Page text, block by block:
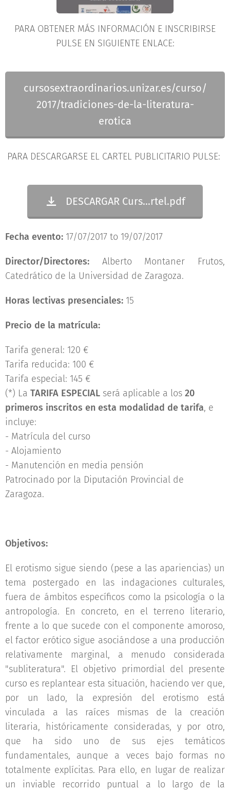
PARA OBTENER MÁS INFORMACIÓN E INSCRIBIRSE
PULSE EN SIGUIENTE ENLACE:
cursosextraordinarios.unizar.es/curso/
2017/tradiciones-de-la-literatura-
erotica
PARA DESCARGARSE EL CARTEL PUBLICITARIO PULSE:
DESCARGAR Curs...rtel.pdf
Fecha evento: 17/07/2017 to 19/07/2017
Director/Directores: Alberto Montaner Frutos,
Catedrático de la Universidad de Zaragoza.
Horas lectivas presenciales: 15
Precio de la matrícula:
Tarifa general: 120 €
Tarifa reducida: 100 €
Tarifa especial: 145 €
(*) La TARIFA ESPECIAL será aplicable a los 20
primeros inscritos en esta modalidad de tarifa, e
incluye:
- Matrícula del curso
- Alojamiento
- Manutención en media pensión
Patrocinado por la Diputación Provincial de
Zaragoza.
Objetivos:
El erotismo sigue siendo (pese a las apariencias) un
tema postergado en las indagaciones culturales,
fuera de ámbitos específicos como la psicología o la
antropología. En concreto, en el terreno literario,
frente a lo que sucede con el componente amoroso,
el factor erótico sigue asociándose a una producción
relativamente marginal, a menudo considerada
"subliteratura". El objetivo primordial del presente
curso es replantear esta situación, haciendo ver que,
por un lado, la expresión del erotismo está
vinculada a las raíces mismas de la creación
literaria, históricamente consideradas, y por otro,
que ha sido uno de sus ejes temáticos
fundamentales, aunque a veces bajo formas no
totalmente explícitas. Para ello, en lugar de realizar
un inviable recorrido puntual a lo largo de la